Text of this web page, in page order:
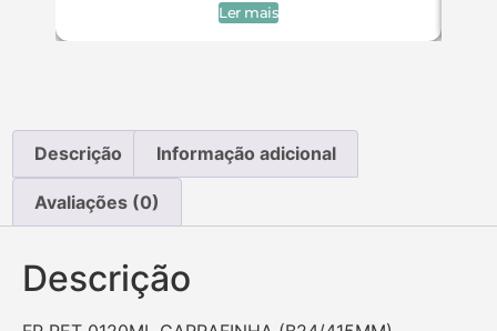
Ler mais
Descrição Informação adicional
Avaliações (0)
Descrição